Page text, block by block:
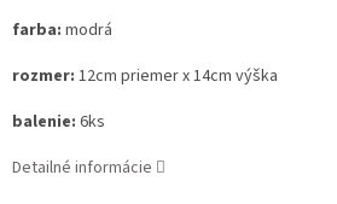
farba: modrá
rozmer: 12cm priemer x 14cm výška
balenie: 6ks
Detailné informácie